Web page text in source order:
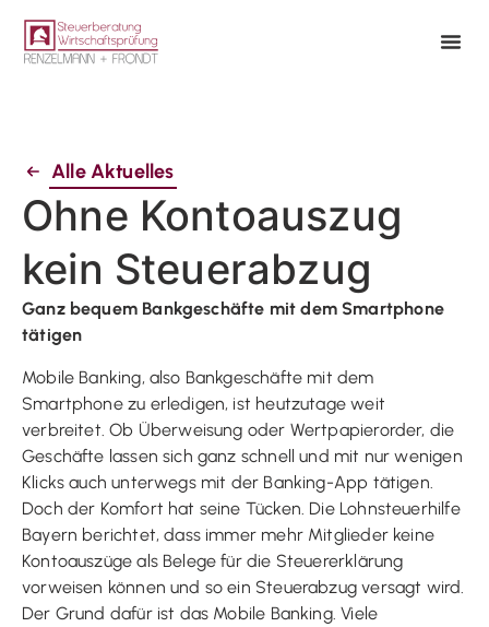
Alle Aktuelles
Ohne Kontoauszug
kein Steuerabzug
Ganz bequem Bankgeschäfte mit dem Smartphone
tätigen
Mobile Banking, also Bankgeschäfte mit dem
Smartphone zu erledigen, ist heutzutage weit
verbreitet. Ob Überweisung oder Wertpapierorder, die
Geschäfte lassen sich ganz schnell und mit nur wenigen
Klicks auch unterwegs mit der Banking-App tätigen.
Doch der Komfort hat seine Tücken. Die Lohnsteuerhilfe
Bayern berichtet, dass immer mehr Mitglieder keine
Kontoauszüge als Belege für die Steuererklärung
vorweisen können und so ein Steuerabzug versagt wird.
Der Grund dafür ist das Mobile Banking. Viele